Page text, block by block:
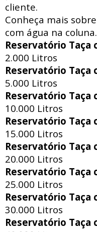
cliente.
Conheça mais
com água na coluna.
Reservatório Taça
2.000 Litros
Reservatório Taça
5.000 Litros
Reservatório Taça
10.000 Litros
Reservatório Taça
15.000 Litros
Reservatório Taça
20.000 Litros
Reservatório Taça
25.000 Litros
Reservatório Taça
30.000 Litros
Reservatório Taça